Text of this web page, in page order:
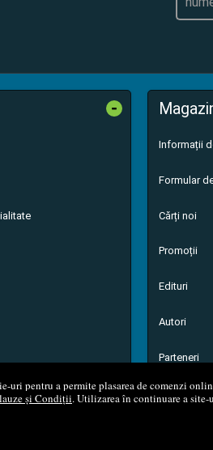
uri pentru a permite plasarea de comenzi
și Condiții. Utilizarea în continuare a
-
Informații
Formular
Cărți noi
Promoții
Edituri
Autori
Parteneri